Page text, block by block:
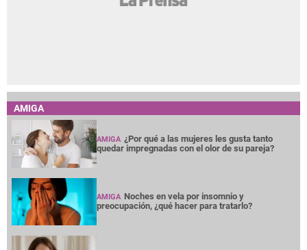
AMIGA
AMIGA ¿Por qué a las mujeres les gusta tanto
quedar impregnadas con el olor de su pareja?
AMIGA Noches en vela por insomnio y
preocupación, ¿qué hacer para tratarlo?